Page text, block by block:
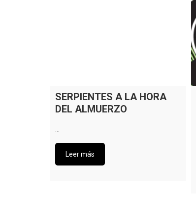
SERPIENTES A LA HORA
DEL ALMUERZO
Leer más